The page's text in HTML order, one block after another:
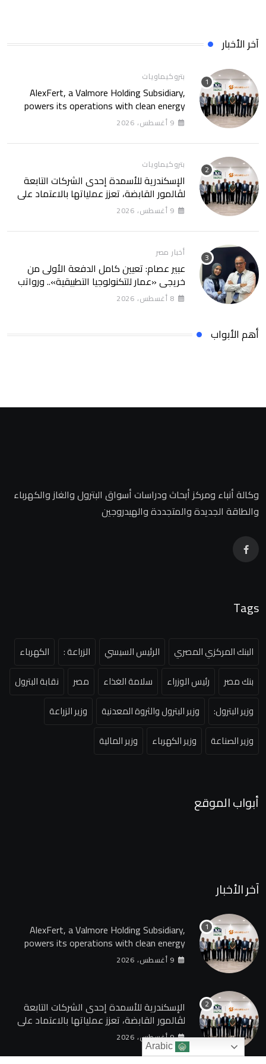
آخر الأخبار
بتروكيماويات
AlexFert, a Valmore Holding Subsidiary,
powers its operations with clean energy
through a 30-year partnership with
SolarizEgypt
9 أغسطس، 2026
بتروكيماويات
الإسكندرية للأسمدة إحدى الشركات التابعة
لڤالمور القابضة، تعزز عملياتها بالاعتماد على
مع SolarizEgypt
9 أغسطس، 2026
أخبار مصر
عبير عصام: تعيين كامل الدفعة الأولى من
خريجي «عمار للتكنولوجيا التطبيقية».. ورواتب
تصل إلى 13 ألف جنيه
8 أغسطس، 2026
أهم الأبواب
وكالة أنباء ومركز أبحاث ودراسات أسواق البترول والغاز والكهرباء
والطاقة الجديدة والمتجددة والهيدروجين
Tags
البنك المركزي المصري الرئيس السيسي الزراعة :
الكهرباء
بنك مصر
رئيس الوزراء سلامة الغذاء مصر
نقابة البترول
وزير البترول:
وزير البترول والثروة المعدنية
وزير الزراعة
وزير الصناعة
وزير الكهرباء وزير المالية
أبواب الموقع
آخر الأخبار
AlexFert, a Valmore Holding Subsidiary,
powers its operations with clean energy
through a 30-year partnership with
SolarizEgypt
9 أغسطس، 2026
الإسكندرية للأسمدة إحدى الشركات التابعة
لڤالمور القابضة، تعزز عملياتها بالاعتماد على
مع SolarizEgypt
9 أغسطس، 2026